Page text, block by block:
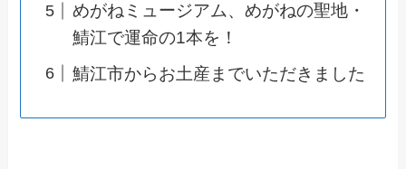
めがねミュージアム、めがねの聖地・
鯖江で運命の1本を！
鯖江市からお土産までいただきました